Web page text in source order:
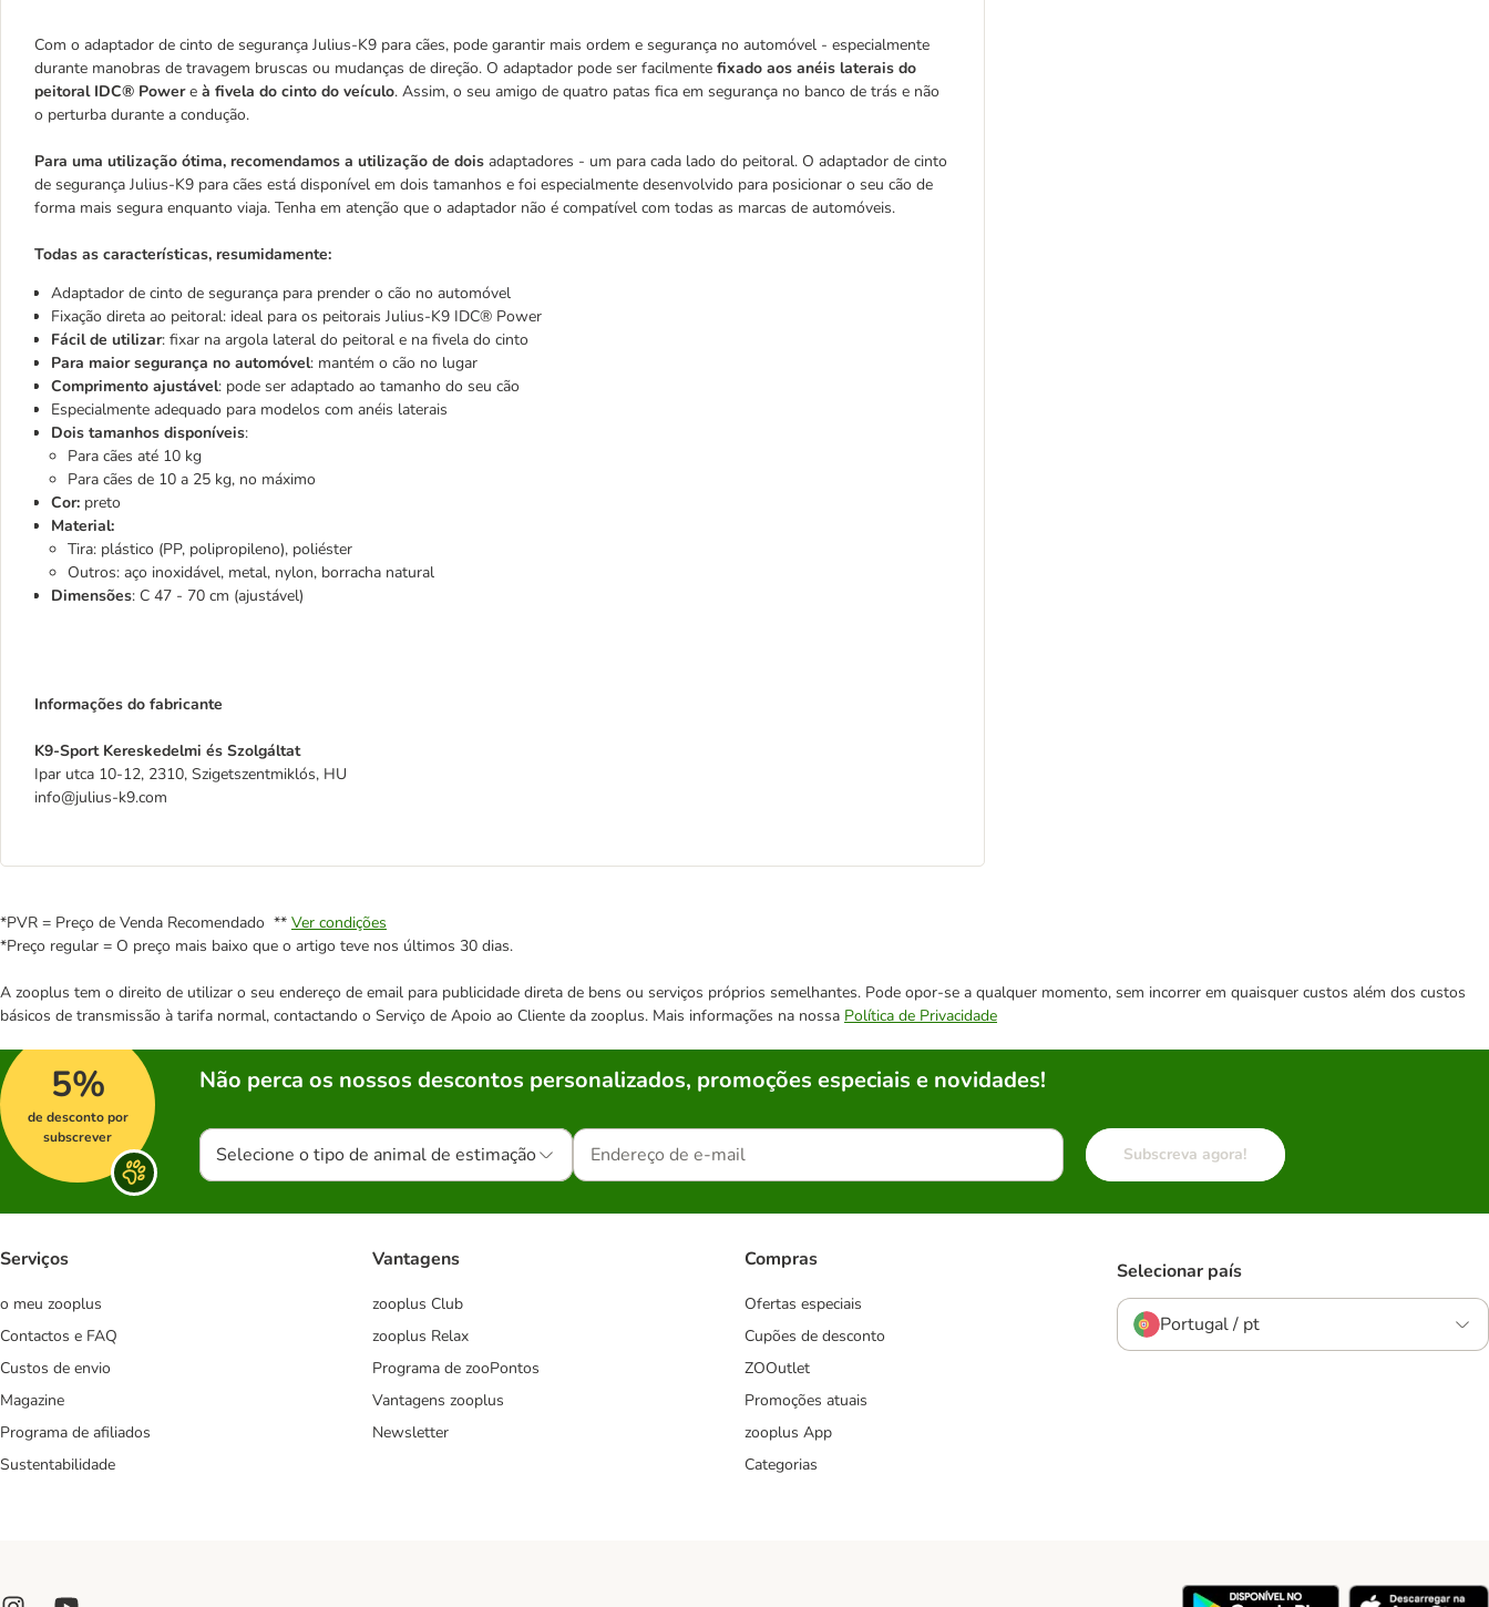
Com o adaptador de cinto de segurança Julius-K9 para cães, pode garantir mais ordem e segurança no automóvel - especialmente
durante manobras de travagem bruscas ou mudanças de direção. O adaptador pode ser facilmente fixado aos anéis laterais do
peitoral IDC® Powere à fivela do cinto do veículo. Assim, o seu amigo de quatro patas fica em segurança no banco de trás e não
o perturba durante a condução.
Para uma utilização ótima, recomendamos a utilização de dois adaptadores - um para cada lado do peitoral. O adaptador de cinto
de segurança Julius-K9 para cães está disponível em dois tamanhos e foi especialmente desenvolvido para posicionar o seu cão de
forma mais segura enquanto viaja. Tenha em atenção que o adaptador não é compatível com todas as marcas de automóveis.
Todas as características, resumidamente:
Adaptador de cinto de segurança para prender o cão no automóvel
Fixação direta ao peitoral: ideal para os peitorais Julius-K9 IDC® Power
Fácil de utilizar: fixar na argola lateral do peitoral e na fivela do cinto
Para maior segurança no automóvel: mantém o cão no lugar
Comprimento ajustável: pode ser adaptado ao tamanho do seu cão
Especialmente adequado para modelos com anéis laterais
Dois tamanhos disponíveis:
Para cães até 10 kg
Para cães de 10 a 25 kg, no máximo
Cor: preto
Material:
Tira: plástico (PP, polipropileno), poliéster
Outros: aço inoxidável, metal, nylon, borracha natural
Dimensões: C 47 - 70 cm (ajustável)
Informações do fabricante
K9-Sport Kereskedelmi és Szolgáltat
Ipar utca 10-12, 2310, Szigetszentmiklós, HU
info@julius-k9.com
*PVR = Preço de Venda Recomendado ** Ver condições
*Preço regular = O preço mais baixo que o artigo teve nos últimos 30 dias.
A zooplus tem o direito de utilizar o seu endereço de email para publicidade direta de bens ou serviços próprios semelhantes. Pode opor-se a qualquer momento, sem incorrer em quaisquer custos além dos custos
básicos de transmissão à tarifa normal, contactando o Serviço de Apoio ao Cliente da zooplus. Mais informações na nossa Política de Privacidade
5%
de desconto por
subscrever
Não perca os nossos descontos personalizados, promoções especiais e novidades!
Selecione o tipo de animal de estimação Subscreva agora!
Serviços
o meu zooplus
Contactos e FAQ
Custos de envio
Magazine
Programa de afiliados
Sustentabilidade
Vantagens
zooplus Club
zooplus Relax
Programa de zooPontos
Vantagens zooplus
Newsletter
Compras
Ofertas especiais
Cupões de desconto
ZOOutlet
Promoções atuais
zooplus App
Categorias
Selecionar país
Portugal / pt